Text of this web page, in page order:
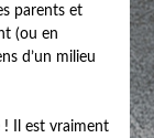
parents et
(ou en
d’un milieu
! Il est vraiment